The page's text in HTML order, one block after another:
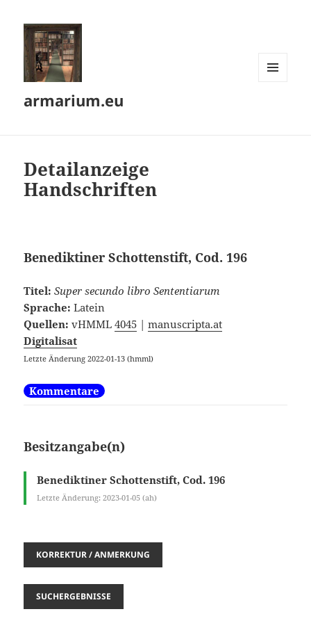
armarium.eu
Detailanzeige
Handschriften
Benediktiner Schottenstift, Cod. 196
Titel:Super secundo libro Sententiarum
Sprache:Latein
Quellen:vHMML4045 |manuscripta.at
Digitalisat
Letzte Änderung 2022-01-13 (hmml)
Kommentare
Besitzangabe(n)
Benediktiner Schottenstift, Cod. 196
Letzte Änderung: 2023-01-05 (ah)